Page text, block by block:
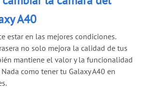
A40
estar en las mejores condiciones.
no solo mejora la calidad de tus
mantiene el valor y la funcionalidad
como tener tu Galaxy A40 en